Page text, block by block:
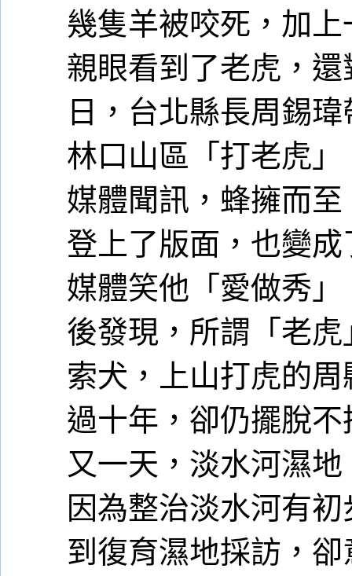
幾隻羊被咬死，加
親眼看到了老虎，
日，台北縣長周錫
林口山區「打老虎」
媒體聞訊，蜂擁而
登上了版面，也變
媒體笑他「愛做秀
後發現，所謂「老
索犬，上山打虎的
過十年，卻仍擺脫
又一天，淡水河濕
因為整治淡水河有
到復育濕地採訪，